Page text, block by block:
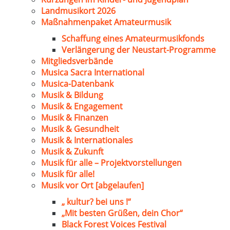
Landmusikort 2026
Maßnahmenpaket Amateurmusik
Schaffung eines Amateurmusikfonds
Verlängerung der Neustart-Programme
Mitgliedsverbände
Musica Sacra International
Musica-Datenbank
Musik & Bildung
Musik & Engagement
Musik & Finanzen
Musik & Gesundheit
Musik & Internationales
Musik & Zukunft
Musik für alle – Projektvorstellungen
Musik für alle!
Musik vor Ort [abgelaufen]
„ kultur? bei uns !“
„Mit besten Grüßen, dein Chor“
Black Forest Voices Festival